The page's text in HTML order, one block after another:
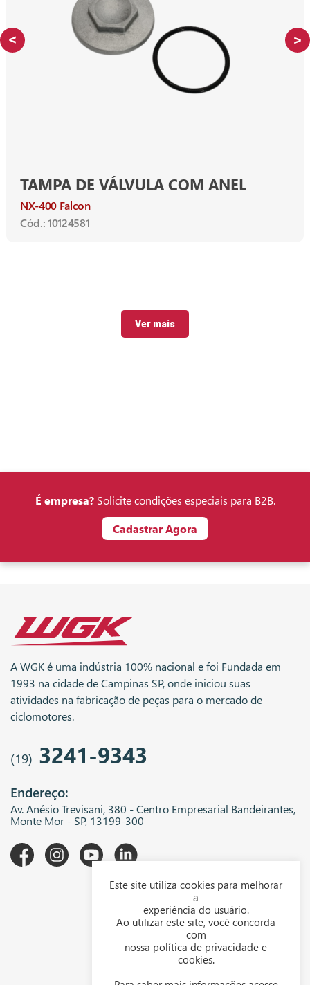
TAMPA DE VÁLVULA COM ANEL
NX-400 Falcon
Cód.: 10124581
Ver mais
É empresa?Solicite condições especiais para B2B.
Cadastrar Agora
A WGK é uma indústria 100% nacional e foi Fundada em
1993 na cidade de Campinas SP, onde iniciou suas
atividades na fabricação de peças para o mercado de
ciclomotores.
(19) 3241-9343
Endereço:
Av. Anésio Trevisani, 380 - Centro Empresarial Bandeirantes,
Monte Mor - SP, 13199-300
Downloads
Representantes
Política de privacidade
Este site utiliza cookies para melhorar
a
experiência do usuário.
Ao utilizar este site, você concorda
com
nossa política de privacidade e
cookies.